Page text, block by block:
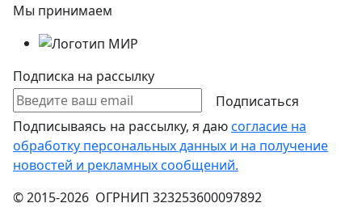
Мы принимаем
Подписка на рассылку
Подписаться
Подписываясь на рассылку, я даюсогласие на
обработку персональных данных и на получение
новостей и рекламных сообщений.
© 2015-2026 ОГРНИП 323253600097892